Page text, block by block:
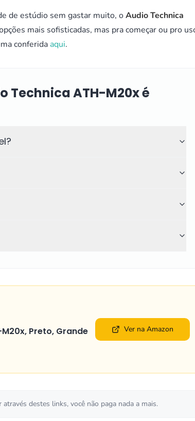
de estúdio sem gastar muito, oAudio Technica
mais sofisticadas, mas pra começar ou pro
conferida aqui.
Technica ATH-M20x é
Preto, Grande Ver na Amazon
destes links, você não paga nada a mais.